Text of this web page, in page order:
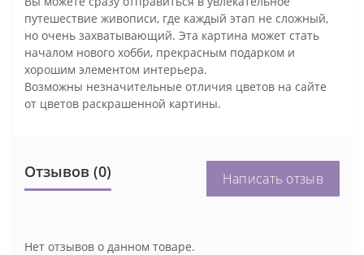
путешествие живописи, где каждый этап не сложный,
но очень захватывающий. Эта картина может стать
началом нового хобби, прекрасным подарком и
хорошим элементом интерьера.
Возможны незначительные отличия цветов на сайте
от цветов раскрашенной картины.
Отзывов (0) Написать отзыв
Нет отзывов о данном товаре.